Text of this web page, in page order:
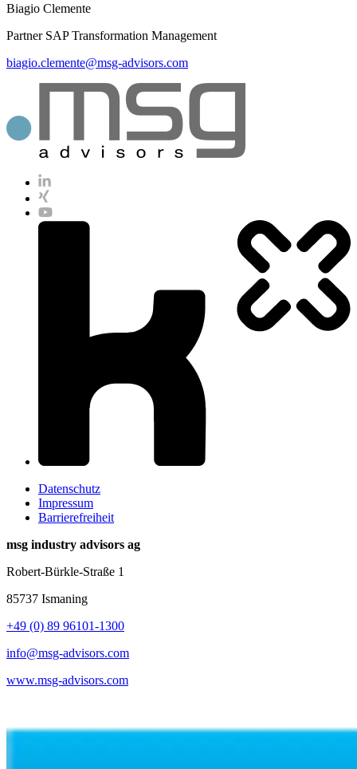
Biagio Clemente
Partner SAP Transformation Management
biagio.clemente@msg-advisors.com
Datenschutz
Impressum
Barrierefreiheit
msg industry advisors ag
Robert-Bürkle-Straße 1
85737 Ismaning
+49 (0) 89 96101-1300
info@msg-advisors.com
www.msg-advisors.com